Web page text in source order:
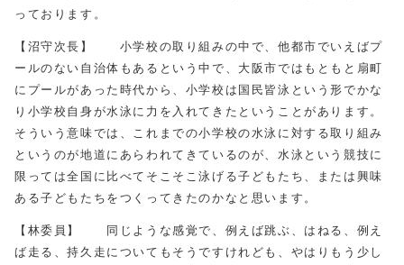
っております。
【沼守次長】 小学校の取り組みの中で、他都市でいえばプ
ールのない自治体もあるという中で、大阪市ではもともと扇町
にプールがあった時代から、小学校は国民皆泳という形でかな
り小学校自身が水泳に力を入れてきたということがあります。
そういう意味では、これまでの小学校の水泳に対する取り組み
というのが地道にあらわれてきているのが、水泳という競技に
限っては全国に比べてそこそこ泳げる子どもたち、または興味
ある子どもたちをつくってきたのかなと思います。
【林委員】 同じような感覚で、例えば跳ぶ、はねる、例え
ば走る、持久走についてもそうですけれども、やはりもう少し